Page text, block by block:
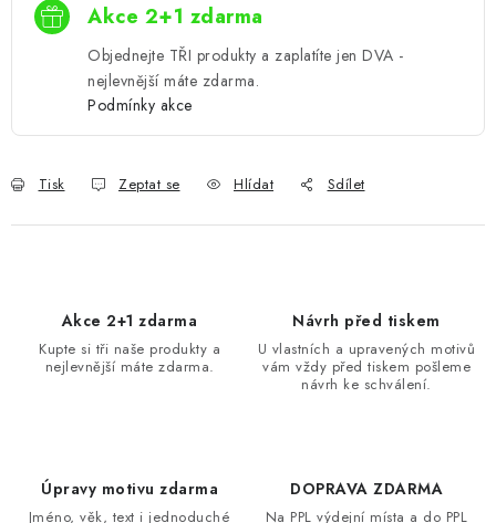
Akce 2+1 zdarma
Objednejte TŘI produkty a zaplatíte jen DVA -
nejlevnější máte zdarma.
Podmínky akce
Tisk Zeptat se Hlídat Sdílet
Akce 2+1 zdarma
Kupte si tři naše produkty a
nejlevnější máte zdarma.
Návrh před tiskem
U vlastních a upravených motivů
vám vždy před tiskem pošleme
návrh ke schválení.
Úpravy motivu zdarma
Jméno, věk, text i jednoduché
DOPRAVA ZDARMA
Na PPL výdejní místa a do PPL